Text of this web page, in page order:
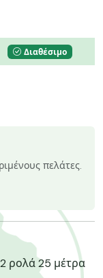
Διαθέσιμο
πελάτες.
ρολά 25 μέτρα